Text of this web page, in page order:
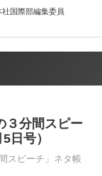
国際部編集委員
３分間スピー
日号）
スピーチ」ネタ帳